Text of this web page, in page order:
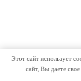
Этот сайт использует
сайт, Вы даете